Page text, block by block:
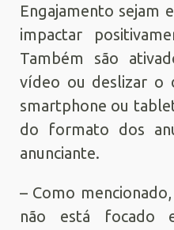
Engajamento sejam
impactar
Também são
vídeo ou deslizar o
smartphone ou
do formato dos
anunciante.
– Como
não está focado